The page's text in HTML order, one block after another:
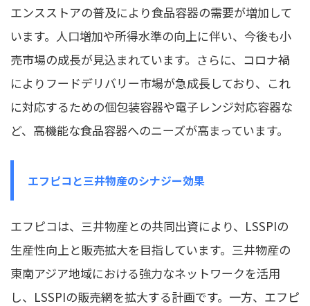
エンスストアの普及により食品容器の需要が増加して
います。人口増加や所得水準の向上に伴い、今後も小
売市場の成長が見込まれています。さらに、コロナ禍
によりフードデリバリー市場が急成長しており、これ
に対応するための個包装容器や電子レンジ対応容器な
ど、高機能な食品容器へのニーズが高まっています。
エフピコと三井物産のシナジー効果
エフピコは、三井物産との共同出資により、LSSPIの
生産性向上と販売拡大を目指しています。三井物産の
東南アジア地域における強力なネットワークを活用
し、LSSPIの販売網を拡大する計画です。一方、エフピ